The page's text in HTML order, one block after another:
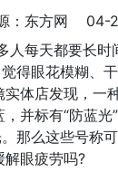
：东方网 04-
人每天都要长时
得眼花模糊、
体店发现，一
并标有“防蓝光
那么这些号称
解眼疲劳吗?